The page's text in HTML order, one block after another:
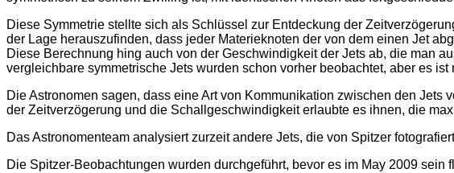
Diese Symmetrie stellte sich als Schlüssel zur Entdeckung der
der Lage herauszufinden, dass jeder Materieknoten der von dem einen Jet
Diese Berechnung hing auch von der Geschwindigkeit der Jets ab, die man
vergleichbare symmetrische Jets wurden schon vorher beobachtet, aber es
Die Astronomen sagen, dass eine Art von Kommunikation zwischen den
der Zeitverzögerung und die Schallgeschwindigkeit erlaubte es ihnen, die
Das Astronomenteam analysiert zurzeit andere Jets, die von Spitzer
Die Spitzer-Beobachtungen wurden durchgeführt, bevor es im May 2009